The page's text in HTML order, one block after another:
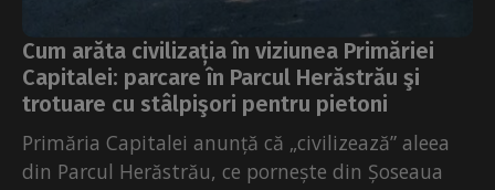
Cum arăta civilizația în viziunea Primăriei
Capitalei: parcare în Parcul Herăstrău şi
trotuare cu stâlpişori pentru pietoni
Primăria Capitalei anunță că „civilizează” aleea
din Parcul Herăstrău, ce pornește din Șoseaua